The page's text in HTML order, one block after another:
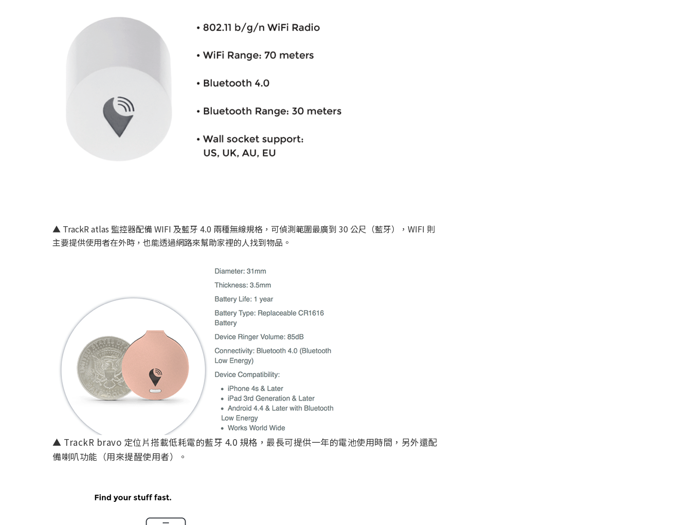
▲ TrackR atlas 監控器配備 WIFI 及藍牙 4.0 兩種無線規格，可偵測範圍最廣到 30 公尺（藍牙），WIFI 則
主要提供使用者在外時，也能透過網路來幫助家裡的人找到物品。
▲ TrackR bravo 定位片搭載低耗電的藍牙 4.0 規格，最長可提供一年的電池使用時間，另外還配
備喇叭功能（用來提醒使用者）。